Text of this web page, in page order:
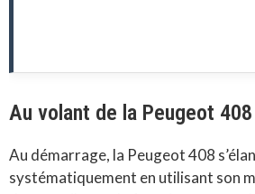
Au volant de la Peugeot
Au démarrage, la Peugeot 408
systématiquement en utilisant son